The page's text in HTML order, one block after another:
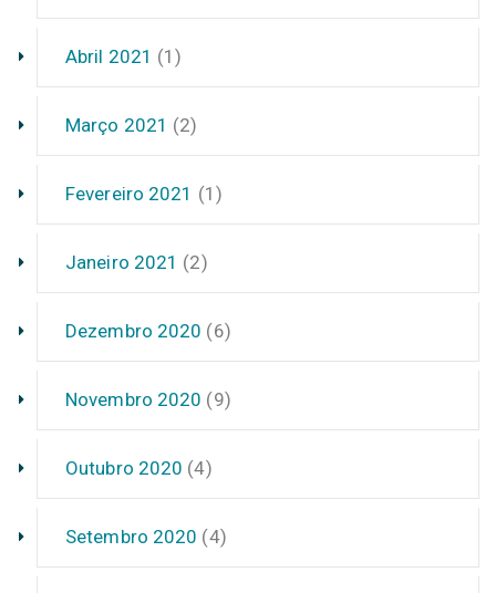
Abril 2021 (1)
Março 2021 (2)
Fevereiro 2021 (1)
Janeiro 2021 (2)
Dezembro 2020 (6)
Novembro 2020 (9)
Outubro 2020 (4)
Setembro 2020 (4)